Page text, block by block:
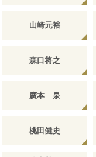
山崎元裕
森口将之
廣本 泉
桃田健史